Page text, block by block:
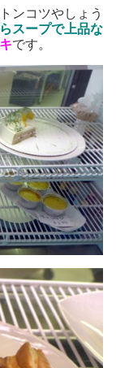
ンコツやしょう
スープで上品な
です。